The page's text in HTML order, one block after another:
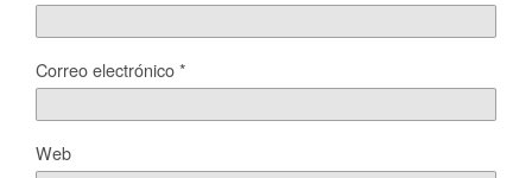
Correo electrónico*
Web